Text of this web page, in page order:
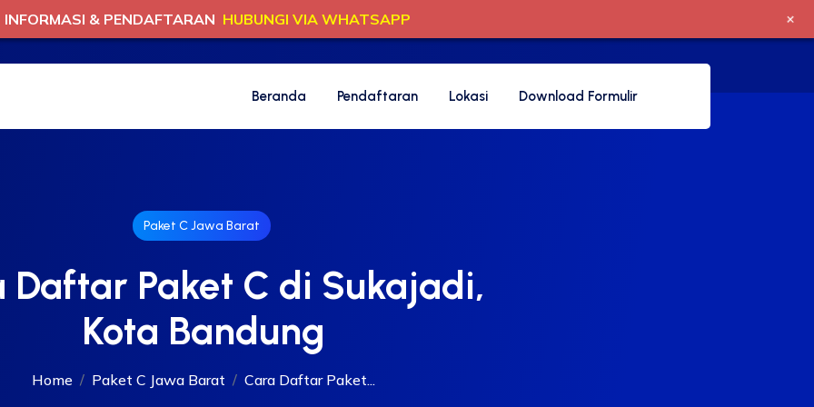
Beranda Pendaftaran Lokasi Download Formulir
Paket C Jawa Barat
Daftar Paket C di Sukajadi,
Kota Bandung
Home Paket C Jawa Barat Cara Daftar Paket...
INFORMASI & PENDAFTARAN HUBUNGI VIA WHATSAPP +